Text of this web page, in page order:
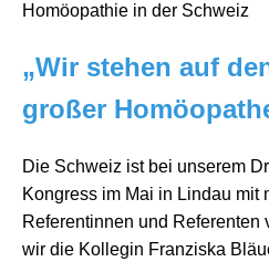
Homöopathie in der Schweiz
„Wir stehen auf
großer
Die Schweiz ist bei unserem
Kongress im Mai in Lindau mit
Referentinnen und Referenten
wir die Kollegin Franziska